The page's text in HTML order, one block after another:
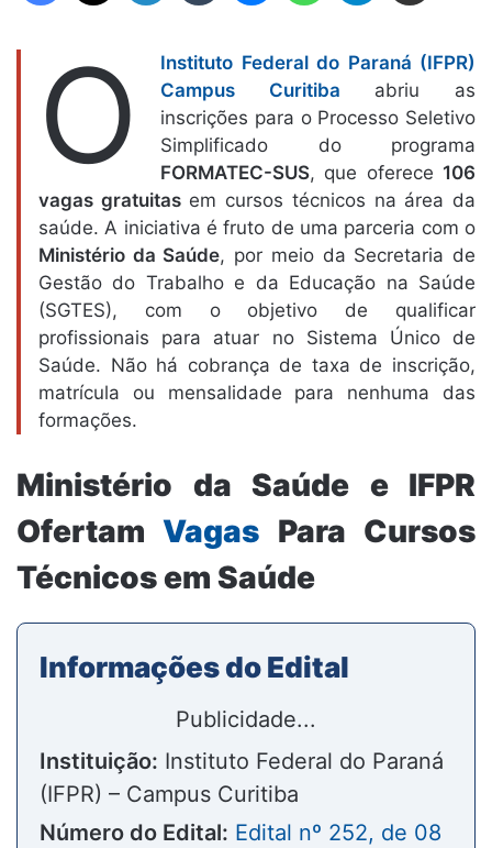
O
Instituto Federal do Paraná (IFPR)
Campus Curitiba abriu as
inscrições para o Processo Seletivo
Simplificado do programa
FORMATEC-SUS, que oferece 106
vagas gratuitasem cursos técnicos na área da
saúde. A iniciativa é fruto de uma parceria com o
Ministério da Saúde, por meio da Secretaria de
Gestão do Trabalho e da Educação na Saúde
(SGTES), com o objetivo de qualificar
profissionais para atuar no Sistema Único de
Saúde. Não há cobrança de taxa de inscrição,
matrícula ou mensalidade para nenhuma das
formações.
Ministério da Saúde e IFPR
OfertamVagas Para Cursos
Técnicos em Saúde
Informações do Edital
Publicidade...
Instituição: Instituto Federal do Paraná
(IFPR) – Campus Curitiba
Número do Edital: Edital nº 252, de 08